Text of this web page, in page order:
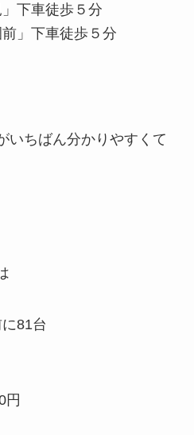
下車徒歩５分
」下車徒歩５分
いちばん分かりやすくて
81台
円